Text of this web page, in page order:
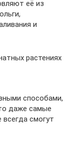
её из
и
растениях
способами,
даже самые
смогут